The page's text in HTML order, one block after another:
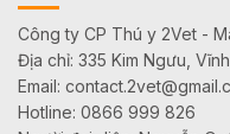
Công ty CP Thú y 2Vet -
Địa chỉ: 335 Kim Ngưu,
Email:
Hotline: 0866 999 826